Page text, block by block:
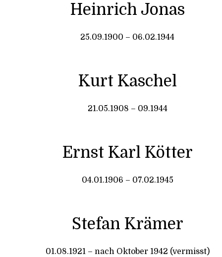
Heinrich Jonas
25.09.1900 – 06.02.1944
Kurt Kaschel
21.05.1908 – 09.1944
Ernst Karl Kötter
04.01.1906 – 07.02.1945
Stefan Krämer
01.08.1921 – nach Oktober 1942 (vermisst)